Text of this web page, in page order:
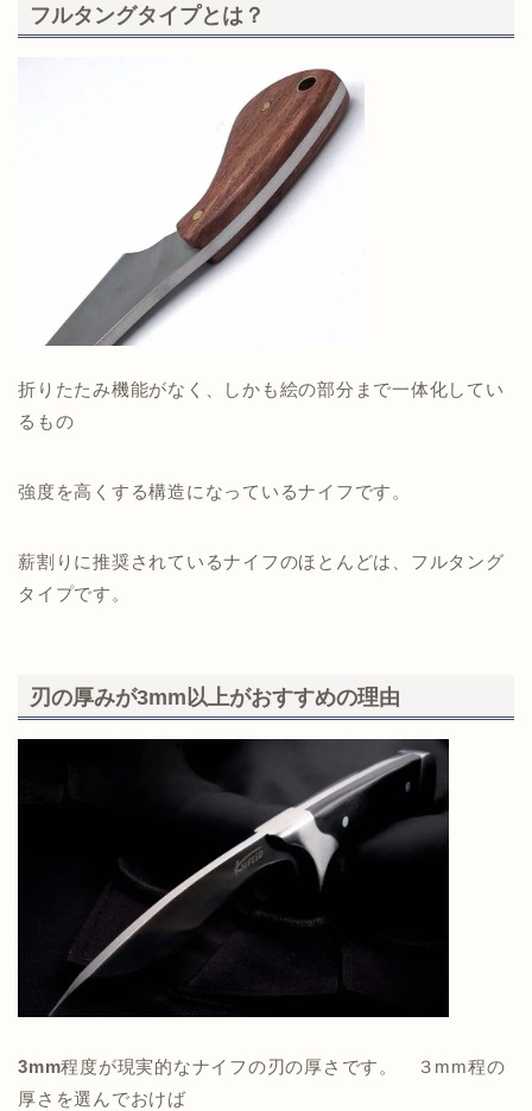
フルタングタイプとは？
折りたたみ機能がなく、しかも絵の部分まで一体化してい
るもの
強度を高くする構造になっているナイフです。
薪割りに推奨されているナイフのほとんどは、フルタング
タイプです。
刃の厚みが3mm以上がおすすめの理由
3mm程度が現実的なナイフの刃の厚さです。 ３mm程の
厚さを選んでおけば